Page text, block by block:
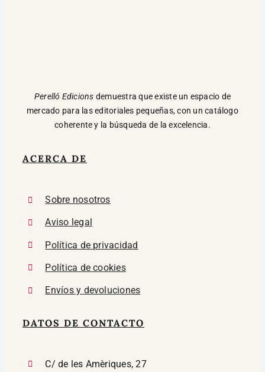
Perelló Edicions demuestra que existe un espacio de
mercado para las editoriales pequeñas, con un catálogo
coherente y la búsqueda de la excelencia.
ACERCA DE
Sobre nosotros
Aviso legal
Política de privacidad
Política de cookies
Envíos y devoluciones
DATOS DE CONTACTO
C/ de les Amèriques, 27